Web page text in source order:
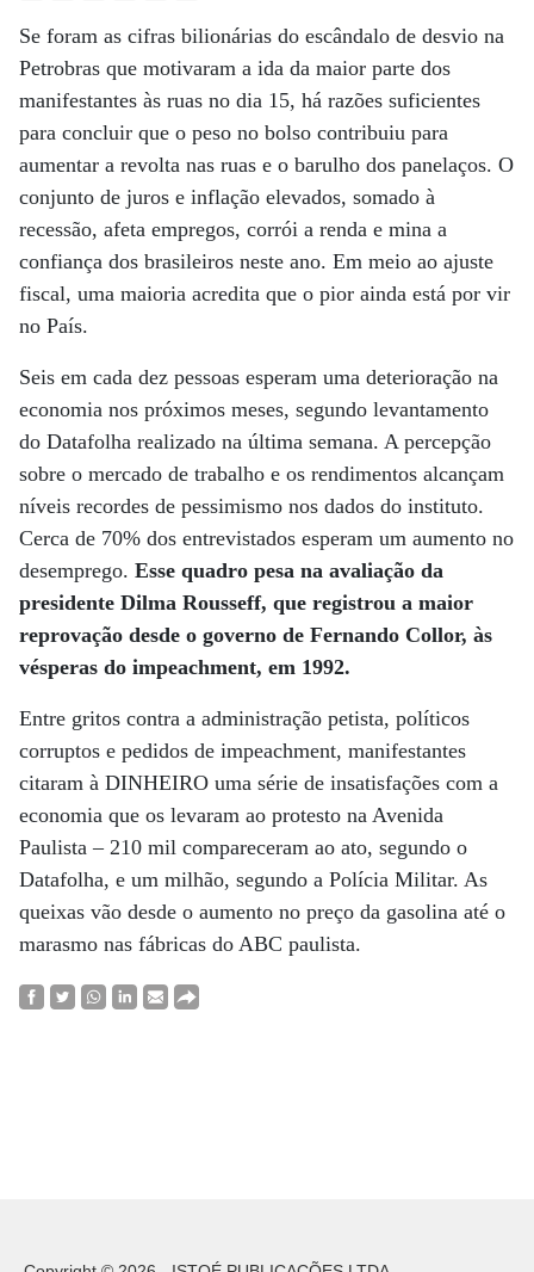
Se foram as cifras bilionárias do escândalo de desvio na
Petrobras que motivaram a ida da maior parte dos
manifestantes às ruas no dia 15, há razões suficientes
para concluir que o peso no bolso contribuiu para
aumentar a revolta nas ruas e o barulho dos panelaços. O
conjunto de juros e inflação elevados, somado à
recessão, afeta empregos, corrói a renda e mina a
confiança dos brasileiros neste ano. Em meio ao ajuste
fiscal, uma maioria acredita que o pior ainda está por vir
no País.
Seis em cada dez pessoas esperam uma deterioração na
economia nos próximos meses, segundo levantamento
do Datafolha realizado na última semana. A percepção
sobre o mercado de trabalho e os rendimentos alcançam
níveis recordes de pessimismo nos dados do instituto.
Cerca de 70% dos entrevistados esperam um aumento no
desemprego. Esse quadro pesa na avaliação da
presidente Dilma Rousseff, que registrou a maior
reprovação desde o governo de Fernando Collor, às
vésperas do impeachment, em 1992.
Entre gritos contra a administração petista, políticos
corruptos e pedidos de impeachment, manifestantes
citaram à DINHEIRO uma série de insatisfações com a
economia que os levaram ao protesto na Avenida
Paulista – 210 mil compareceram ao ato, segundo o
Datafolha, e um milhão, segundo a Polícia Militar. As
queixas vão desde o aumento no preço da gasolina até o
marasmo nas fábricas do ABC paulista.